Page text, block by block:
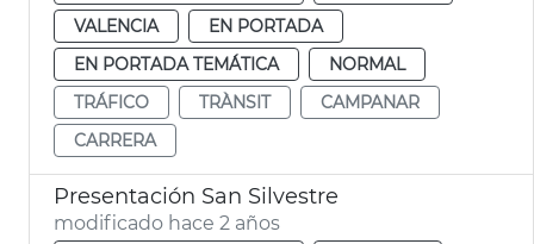
VALENCIA
EN PORTADA
EN PORTADA TEMÁTICA
NORMAL
TRÁFICO
TRÀNSIT
CAMPANAR
CARRERA
Presentación San Silvestre
modificado hace 2 años